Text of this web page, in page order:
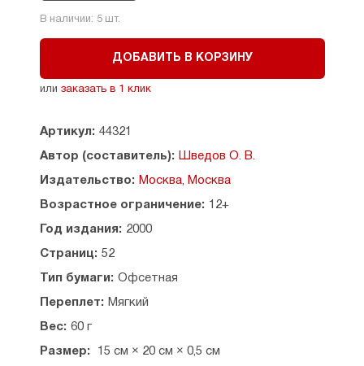
В наличии: 5шт.
ДОБАВИТЬ В КОРЗИНУ
или заказать в 1 клик
Артикул: 44321
Автор (составитель): Шведов О. В.
Издательство: Москва, Москва
Возрастное ограничение: 12+
Год издания: 2000
Страниц: 52
Тип бумаги: Офсетная
Переплет: Мягкий
Вес: 60 г
Размер: 15 см × 20 см × 0,5 см